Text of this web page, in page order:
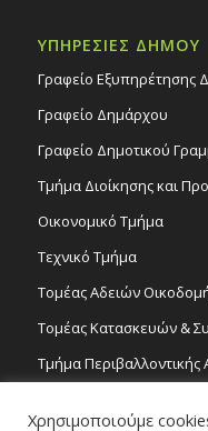
ΥΠΗΡΕΣΙΕΣ ΔΗΜΟΥ
Γραφείο Εξυπηρέτησης
Γραφείο Δημάρχου
Γραφείο Δημοτικού
Τμήμα Διοίκησης και
Οικονομικό Τμήμα
Τεχνικό Τμήμα
Τομέας Αδειών
Τομέας Κατασκευών &
Τμήμα Περιβαλλοντικής
Χρησιμοποιούμε